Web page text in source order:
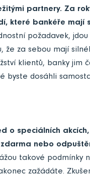
partnery. Za
které bankéře mají
požadavek,
že za sebou mají
klientů, banky jim
byste dosáhli
o speciálních
nebo
takové
zažádáte.